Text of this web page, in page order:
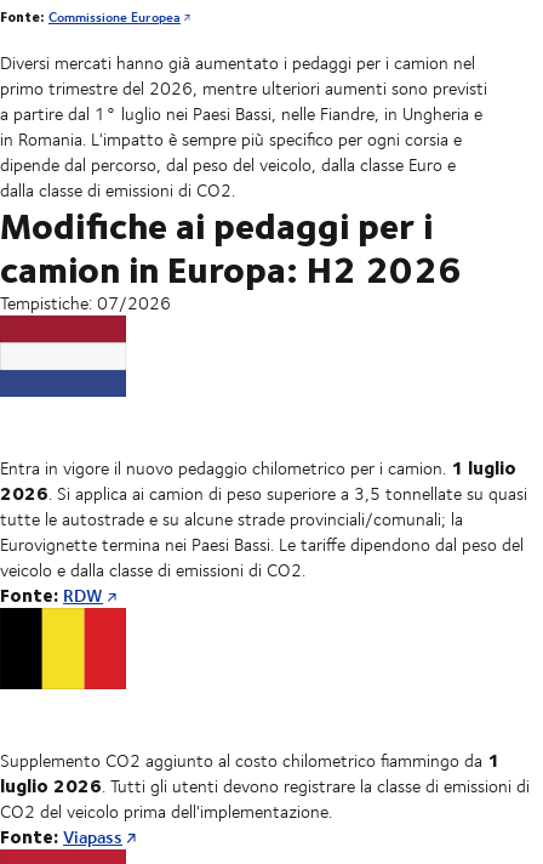
Fonte: Commissione Europea
Diversi mercati hanno già aumentato i pedaggi per i camion nel
primo trimestre del 2026, mentre ulteriori aumenti sono previsti
a partire dal 1° luglio nei Paesi Bassi, nelle Fiandre, in Ungheria e
in Romania. L'impatto è sempre più specifico per ogni corsia e
dipende dal percorso, dal peso del veicolo, dalla classe Euro e
dalla classe di emissioni di CO2.
Modifiche ai pedaggi per i
camion in Europa: H2 2026
Tempistiche: 07/2026
Entra in vigore il nuovo pedaggio chilometrico per i camion. 1 luglio
2026. Si applica ai camion di peso superiore a 3,5 tonnellate su quasi
tutte le autostrade e su alcune strade provinciali/comunali; la
Eurovignette termina nei Paesi Bassi. Le tariffe dipendono dal peso del
veicolo e dalla classe di emissioni di CO2.
Fonte: RDW
Supplemento CO2 aggiunto al costo chilometrico fiammingo da 1
luglio 2026. Tutti gli utenti devono registrare la classe di emissioni di
CO2 del veicolo prima dell'implementazione.
Fonte:Viapass